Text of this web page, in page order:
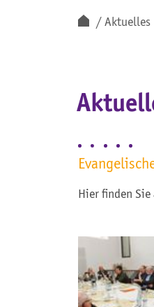
Aktuelles
Hier finden